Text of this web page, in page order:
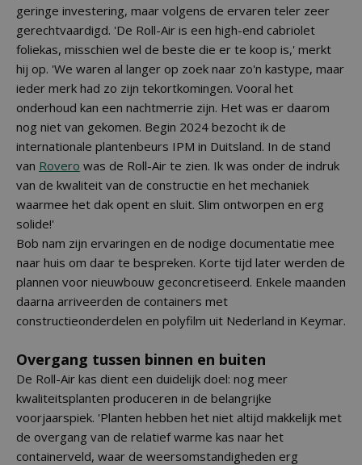
geringe investering, maar volgens de ervaren teler zeer
gerechtvaardigd. 'De Roll-Air is een high-end cabriolet
foliekas, misschien wel de beste die er te koop is,' merkt
hij op. 'We waren al langer op zoek naar zo'n kastype, maar
ieder merk had zo zijn tekortkomingen. Vooral het
onderhoud kan een nachtmerrie zijn. Het was er daarom
nog niet van gekomen. Begin 2024 bezocht ik de
internationale plantenbeurs IPM in Duitsland. In de stand
van Rovero was de Roll-Air te zien. Ik was onder de indruk
van de kwaliteit van de constructie en het mechaniek
waarmee het dak opent en sluit. Slim ontworpen en erg
solide!'
Bob nam zijn ervaringen en de nodige documentatie mee
naar huis om daar te bespreken. Korte tijd later werden de
plannen voor nieuwbouw geconcretiseerd. Enkele maanden
daarna arriveerden de containers met
constructieonderdelen en polyfilm uit Nederland in Keymar.
Overgang tussen binnen en buiten
De Roll-Air kas dient een duidelijk doel: nog meer
kwaliteitsplanten produceren in de belangrijke
voorjaarspiek. 'Planten hebben het niet altijd makkelijk met
de overgang van de relatief warme kas naar het
containerveld, waar de weersomstandigheden erg